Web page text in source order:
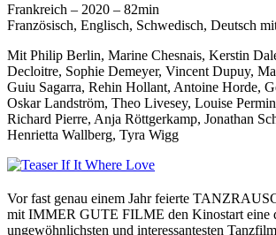
Frankreich – 2020 – 82min
Französisch, Englisch, Schwedisch, Deutsch
Mit Philip Berlin, Marine Chesnais, Kerstin
Decloitre, Sophie Demeyer, Vincent Dupuy,
Guiu Sagarra, Rehin Hollant, Antoine Horde,
Oskar Landström, Theo Livesey, Louise
Richard Pierre, Anja Röttgerkamp, Jonathan
Henrietta Wallberg, Tyra Wigg
Vor fast genau einem Jahr feierte
mit IMMER GUTE FILME den Kinostart eine
ungewöhnlichsten und interessantesten